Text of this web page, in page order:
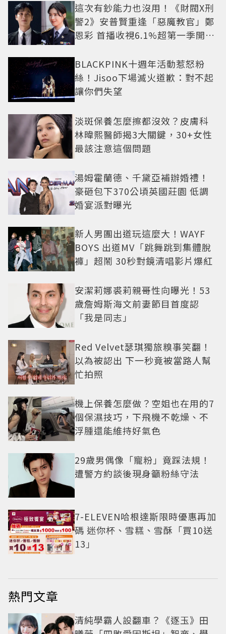
這次有鈔能力也沒用！《財閥X刑
警2》安普賢重逢「惡魔教官」鄭
恩彩 首播收視6.1%超第一季開紅
BLACKPINK十週年活動惹怒粉
絲！Jisoo下場滅火道歉：對不起
讓你們失望
淡斑保養怎麼擦都沒效？皮膚科
林暐熙醫師揭3大關鍵，30+女性
最該注意這個問題
湯姆霍蘭德、千黛亞補辦婚禮！
豪砸包下370公頃英國莊園 低調
婚宴派對曝光
新人男團出道玩這麼大！WAYF
BOYS 出道MV「跳舞跳到集體脫
褲」超鬧 30秒對鏡清唱影片爆紅
安潔莉娜裘莉親哥性向曝光！53
歲詹姆斯海文前妻節目首度認
「我是同志」
Red Velvet瑟琪獨旅糗事笑翻！
以為被認出 下一秒竟被當路人幫
忙拍照
機上保養怎麼做？空姐也在用的7
個保濕技巧，下飛機不乾燥、不
浮腫還能維持好氣色
29歲男偶像「寵粉」竟踩法規！
遭警方約談後現身籲粉絲守法
7-ELEVEN哈根達斯限時優惠再加
碼 迷你杯、雪糕、雪酥「買10送
13」
熱門文章
清純學霸人設翻車？《逐玉》田